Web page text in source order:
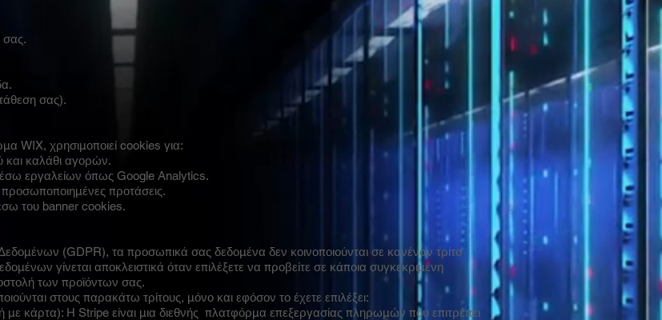
σας.
σας).
WIX, χρησιμοποιεί cookies για:
και καλάθι αγορών.
εργαλείων όπως Google Analytics.
προσωποποιημένες προτάσεις.
του banner cookies.
(GDPR), τα προσωπικά σας δεδομένα δεν κοινοποιούνται σε κανέναν τρίτο
γίνεται αποκλειστικά όταν επιλέξετε να προβείτε σε κάποια συγκεκριμένη
των προϊόντων σας.
στους παρακάτω τρίτους, μόνο και εφόσον το έχετε επιλέξει:
κάρτα): Η Stripe είναι μια διεθνής πλατφόρμα επεξεργασίας πληρωμών που επιτρέπει